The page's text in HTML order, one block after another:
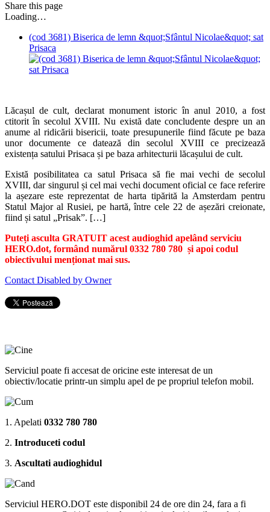
Share this page
Loading…
(cod 3681) Biserica de lemn &quot;Sfântul Nicolae&quot; sat
Prisaca
Lăcașul de cult, declarat monument istoric în anul 2010, a fost
ctitorit în secolul XVIII. Nu există date concludente despre un an
anume al ridicării bisericii, toate presupunerile fiind făcute pe baza
unor documente ce datează din secolul XVIII ce precizează
existența satului Prisaca și pe baza arhitecturii lăcașului de cult.
Există posibilitatea ca satul Prisaca să fie mai vechi de secolul
XVIII, dar singurul și cel mai vechi document oficial ce face referire
la așezare este reprezentat de harta tipărită la Amsterdam pentru
Statul Major al Rusiei, pe hartă, între cele 22 de așezări creionate,
fiind și satul „Prisak”. […]
Puteți asculta GRATUIT acest audioghid apelând serviciu
HERO.dot, formând numărul 0332 780 780 și apoi codul
obiectivului menționat mai sus.
Contact Disabled by Owner
Serviciul poate fi accesat de oricine este interesat de un
obiectiv/locatie printr-un simplu apel de pe propriul telefon mobil.
1. Apelati 0332 780 780
2. Introduceti codul
3. Ascultati audioghidul
Serviciul HERO.DOT este disponibil 24 de ore din 24, fara a fi